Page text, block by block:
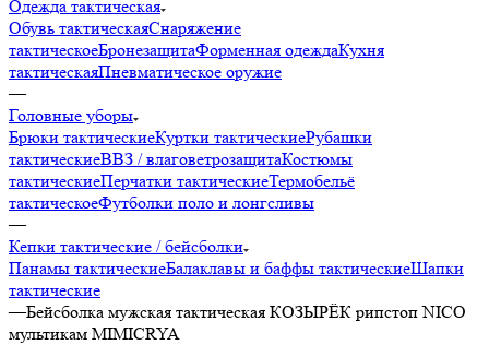
Одежда тактическая
Обувь тактическаяСнаряжение
тактическоеБронезащитаФорменная одеждаКухня
тактическаяПневматическое оружие
—
Головные уборы
Брюки тактическиеКуртки тактическиеРубашки
тактическиеВВЗ / влаговетрозащитаКостюмы
тактическиеПерчатки тактическиеТермобельё
тактическоеФутболки поло и лонгсливы
—
Кепки тактические / бейсболки
Панамы тактическиеБалаклавы и баффы тактическиеШапки
тактические
—Бейсболка мужская тактическая КОЗЫРЁК рипстоп NICO
мультикам MIMICRYA